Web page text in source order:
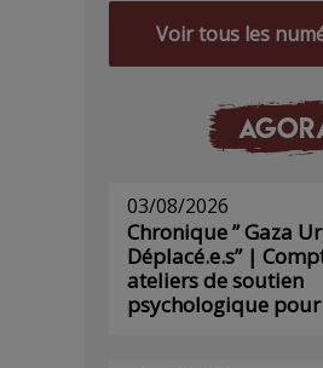
Voir tous les
03/08/2026
Chronique ” Gaza
Déplacé.e.s” |
ateliers de soutien
psychologique